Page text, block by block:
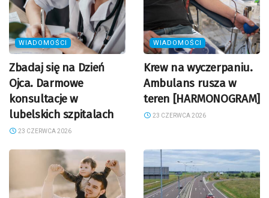
WIADOMOŚCI
Zbadaj się na Dzień
Ojca. Darmowe
konsultacje w
lubelskich szpitalach
23 CZERWCA 2026
WIADOMOŚCI
Krew na wyczerpaniu.
Ambulans rusza w
teren [HARMONOGRAM]
23 CZERWCA 2026